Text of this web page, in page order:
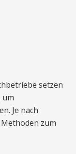
setzen
um
Je nach
zum